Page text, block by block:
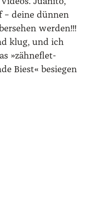
– dei­ne dün­nen
wer­den!!!
klug, und ich
»zäh­ne­flet­
Biest« besie­gen